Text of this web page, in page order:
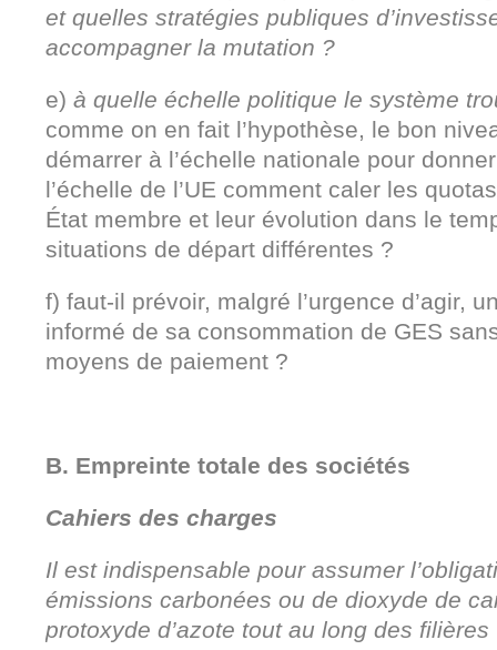
et quelles stratégies publiques
accompagner la mutation ?
e) à quelle échelle politique le système
comme on en fait l’hypothèse, le bon
démarrer à l’échelle nationale pour
l’échelle de l’UE comment caler les
État membre et leur évolution dans le
situations de départ différentes ?
f) faut-il prévoir, malgré l’urgence d’agir,
informé de sa consommation de GES
moyens de paiement ?
B. Empreinte totale des sociétés
Cahiers des charges
Il est indispensable pour assumer
émissions carbonées ou de dioxyde de
protoxyde d’azote tout au long des filières